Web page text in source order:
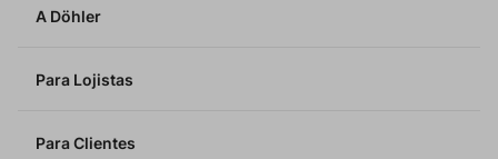
A Döhler
Para Lojistas
Para Clientes